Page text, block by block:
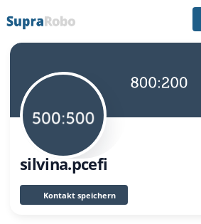
silvina.pcefi
Kontakt speichern